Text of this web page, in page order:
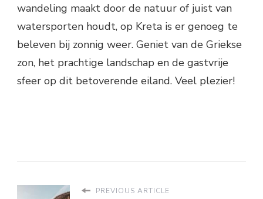
wandeling maakt door de natuur of juist van
watersporten houdt, op Kreta is er genoeg te
beleven bij zonnig weer. Geniet van de Griekse
zon, het prachtige landschap en de gastvrije
sfeer op dit betoverende eiland. Veel plezier!
PREVIOUS ARTICLE